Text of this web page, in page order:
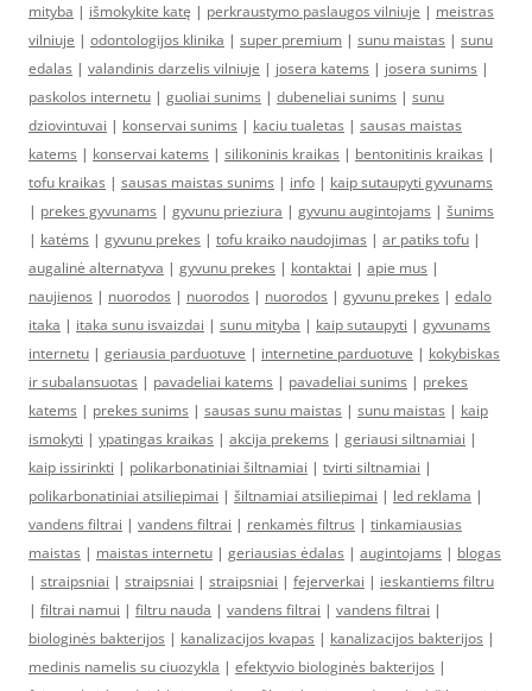
mityba | išmokykite katę | perkraustymo paslaugos vilniuje | meistras
vilniuje | odontologijos klinika | super premium | sunu maistas | sunu
edalas | valandinis darzelis vilniuje | josera katems | josera sunims |
paskolos internetu | guoliai sunims | dubeneliai sunims | sunu
dziovintuvai | konservai sunims | kaciu tualetas | sausas maistas
katems | konservai katems | silikoninis kraikas | bentonitinis kraikas |
tofu kraikas | sausas maistas sunims | info | kaip sutaupyti gyvunams
| prekes gyvunams | gyvunu prieziura | gyvunu augintojams | šunims
| katėms | gyvunu prekes | tofu kraiko naudojimas | ar patiks tofu |
augalinė alternatyva | gyvunu prekes | kontaktai | apie mus |
naujienos | nuorodos | nuorodos | nuorodos | gyvunu prekes | edalo
itaka | itaka sunu isvaizdai | sunu mityba | kaip sutaupyti | gyvunams
internetu | geriausia parduotuve | internetine parduotuve | kokybiskas
ir subalansuotas | pavadeliai katems | pavadeliai sunims | prekes
katems | prekes sunims | sausas sunu maistas | sunu maistas | kaip
ismokyti | ypatingas kraikas | akcija prekems | geriausi siltnamiai |
kaip issirinkti | polikarbonatiniai šiltnamiai | tvirti siltnamiai |
polikarbonatiniai atsiliepimai | šiltnamiai atsiliepimai | led reklama |
vandens filtrai | vandens filtrai | renkamės filtrus | tinkamiausias
maistas | maistas internetu | geriausias ėdalas | augintojams | blogas
| straipsniai | straipsniai | straipsniai | fejerverkai | ieskantiems filtru
| filtrai namui | filtru nauda | vandens filtrai | vandens filtrai |
biologinės bakterijos | kanalizacijos kvapas | kanalizacijos bakterijos |
medinis namelis su ciuozykla | efektyvio biologinės bakterijos |